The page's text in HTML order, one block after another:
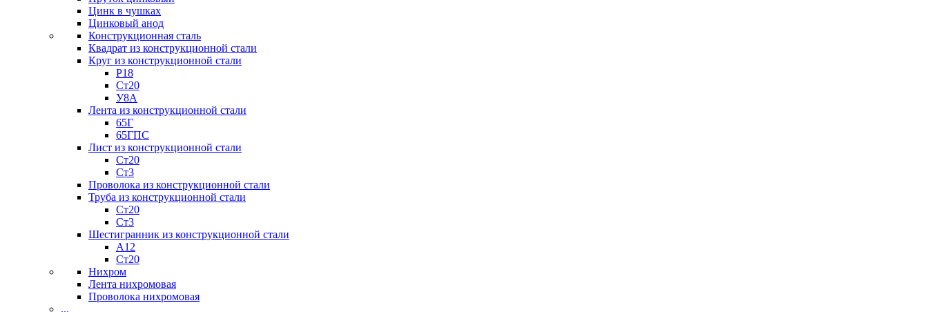
Цинк в чушках
Цинковый анод
Конструкционная сталь
Квадрат из конструкционной стали
Круг из конструкционной стали
Р18
Ст20
У8А
Лента из конструкционной стали
65Г
65ГПС
Лист из конструкционной стали
Ст20
Ст3
Проволока из конструкционной стали
Труба из конструкционной стали
Ст20
Ст3
Шестигранник из конструкционной стали
А12
Ст20
Нихром
Лента нихромовая
Проволока нихромовая
...